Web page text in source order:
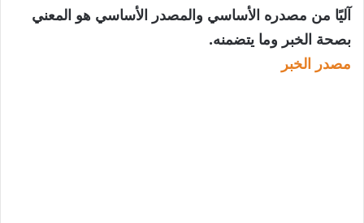
آليًا من مصدره الأساسي والمصدر الأساسي هو المعني
بصحة الخبر وما يتضمنه.
مصدر الخبر